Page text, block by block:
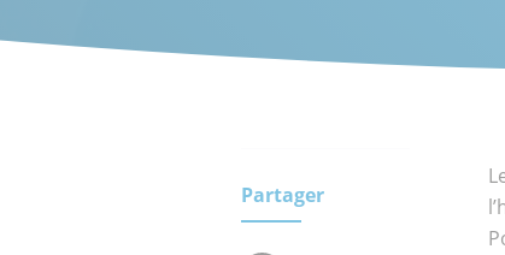
Qui
Partager